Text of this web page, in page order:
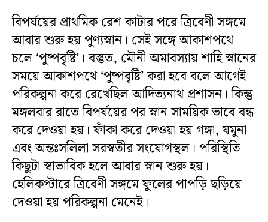
বিপর্যয়ের প্রাথমিক রেশ কাটার পরে ত্রিবেণী সঙ্গমে
আবার শুরু হয় পুণ্যস্নান। সেই সঙ্গে আকাশপথে
চলে ‘পুষ্পবৃষ্টি’। বস্তুত, মৌনী অমাবস্যায় শাহি স্নানের
সময়ে আকাশপথে ‘পুষ্পবৃষ্টি’ করা হবে বলে আগেই
পরিকল্পনা করে রেখেছিল আদিত্যনাথ প্রশাসন। কিন্তু
মঙ্গলবার রাতে বিপর্যয়ের পর স্নান সাময়িক ভাবে বন্ধ
করে দেওয়া হয়। ফাঁকা করে দেওয়া হয় গঙ্গা, যমুনা
এবং অন্তঃসলিলা সরস্বতীর সংযোগস্থল। পরিস্থিতি
কিছুটা স্বাভাবিক হলে আবার স্নান শুরু হয়।
হেলিকপ্টারে ত্রিবেণী সঙ্গমে ফুলের পাপড়ি ছড়িয়ে
দেওয়া হয় পরিকল্পনা মেনেই।